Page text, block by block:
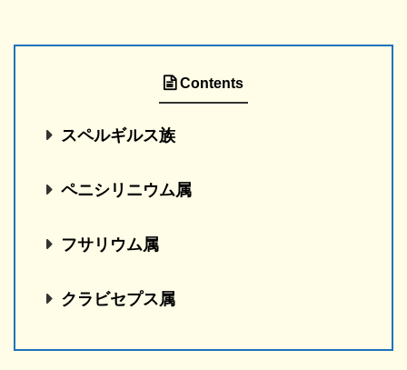
Contents
スペルギルス族
ペニシリニウム属
フサリウム属
クラビセプス属